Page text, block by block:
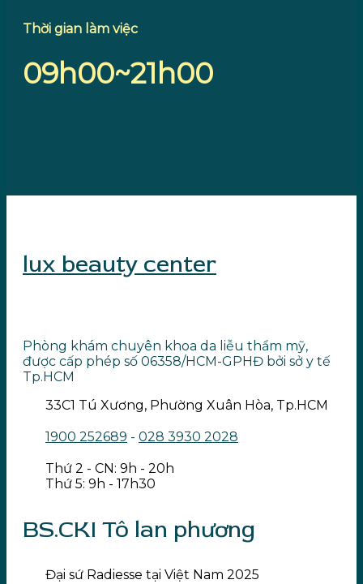
Thời gian làm việc
09h00~21h00
lux beauty center
Phòng khám chuyên khoa da liễu thẩm mỹ,
được cấp phép số 06358/HCM-GPHĐ bởi sở y tế
Tp.HCM
33C1 Tú Xương, Phường Xuân Hòa, Tp.HCM
1900 252689 - 028 3930 2028
Thứ 2 - CN: 9h - 20h
Thứ 5: 9h - 17h30
BS.CKI Tô lan phương
Đại sứ Radiesse tại Việt Nam 2025